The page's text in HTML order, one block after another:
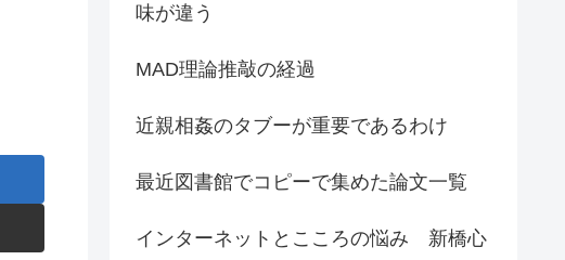
味が違う
MAD理論推敲の経過
近親相姦のタブーが重要であるわけ
最近図書館でコピーで集めた論文一覧
インターネットとこころの悩み 新橋心